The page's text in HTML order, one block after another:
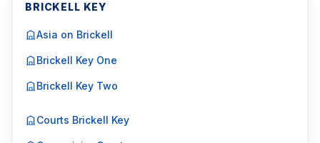
BRICKELL KEY
Asia on Brickell
Brickell Key One
Brickell Key Two
Courts Brickell Key